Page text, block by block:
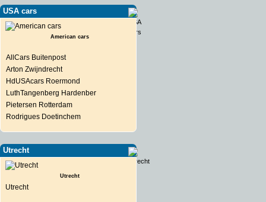
USA cars
American cars
AllCars Buitenpost
Arton Zwijndrecht
HdUSAcars Roermond
LuthTangenberg Hardenber
Pietersen Rotterdam
Rodrigues Doetinchem
Utrecht
Utrecht
Utrecht